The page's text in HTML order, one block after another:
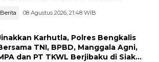
Berita 08 Agustus 2026, 21:48 WIB
Karhutla, Polres Bengkalis
TNI, BPBD, Manggala Agni,
dan PT TKWL Berjibaku di Siak